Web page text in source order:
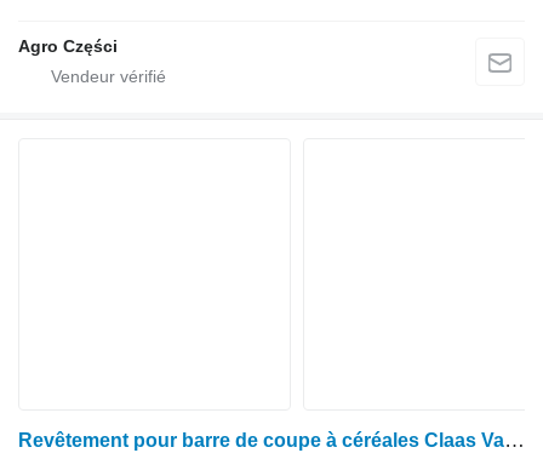
Agro Części
Revêtement pour barre de coupe à céréales Claas Vario V1050